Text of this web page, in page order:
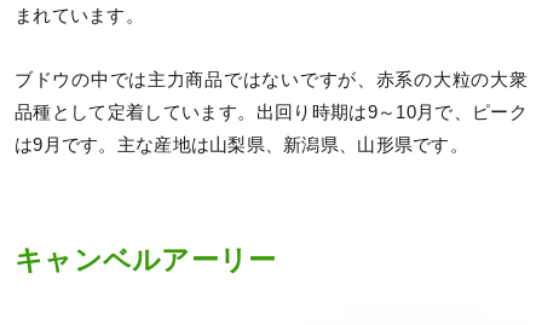
まれています。
ブドウの中では主力商品ではないですが、赤系の大粒の大衆
品種として定着しています。出回り時期は9～10月で、ピーク
は9月です。主な産地は山梨県、新潟県、山形県です。
キャンベルアーリー